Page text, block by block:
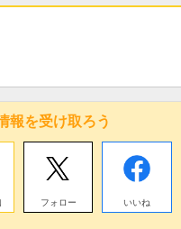
報を受け取ろう
フォロー いいね